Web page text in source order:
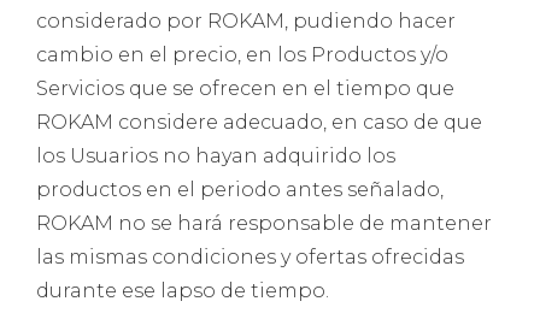
considerado por ROKAM, pudiendo hacer
cambio en el precio, en los Productos y/o
Servicios que se ofrecen en el tiempo que
ROKAM considere adecuado, en caso de que
los Usuarios no hayan adquirido los
productos en el periodo antes señalado,
ROKAM no se hará responsable de mantener
las mismas condiciones y ofertas ofrecidas
durante ese lapso de tiempo.